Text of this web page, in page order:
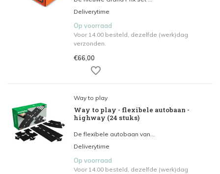
Deliverytime
Op voorraad
Voor 14.00 besteld, dezelfde (werk)dag
verzonden.
€66,00
Way to play
Way to play - flexibele autobaan -
highway (24 stuks)
De flexibele autobaan van...
Deliverytime
Op voorraad
Voor 14.00 besteld, dezelfde (werk)dag